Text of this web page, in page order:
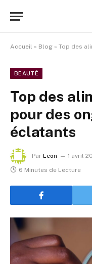
Accueil » Blog » Top des
BEAUTÉ
Top des
pour des
éclatants
Par Leon 1 avril
6 Minutes de Lecture